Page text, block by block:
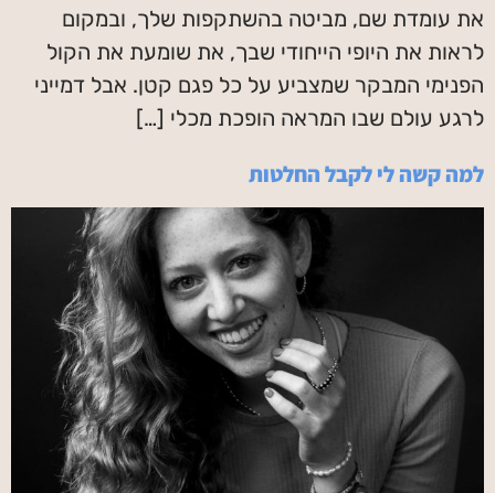
את עומדת שם, מביטה בהשתקפות שלך, ובמקום
לראות את היופי הייחודי שבך, את שומעת את הקול
הפנימי המבקר שמצביע על כל פגם קטן. אבל דמייני
לרגע עולם שבו המראה הופכת מכלי […]
למה קשה לי לקבל החלטות